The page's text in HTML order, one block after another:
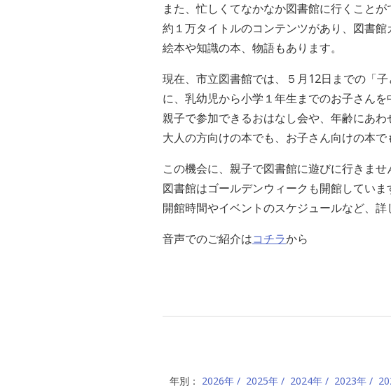
また、忙しくてなかなか図書館に行くこと
約１万タイトルのコンテンツがあり、図書
絵本や知識の本、物語もあります。
現在、市立図書館では、５月12日までの「
に、乳幼児から小学１年生までのお子さん
親子で参加できるおはなし会や、年齢にあ
大人の方向けの本でも、お子さん向けの本
この機会に、親子で図書館に遊びに行きま
図書館はゴールデンウィークも開館していま
開館時間やイベントのスケジュールなど、
音声でのご紹介はコチラから
年別： 2026年 2025年 2024年 2023年